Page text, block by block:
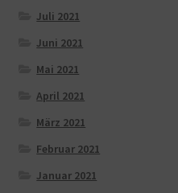
Juli 2021
Juni 2021
Mai 2021
April 2021
März 2021
Februar 2021
Januar 2021